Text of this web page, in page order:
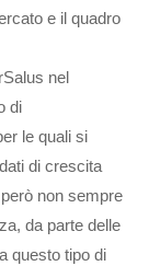
e il quadro
nel
di
le quali si
di crescita
non sempre
da parte delle
questo tipo di